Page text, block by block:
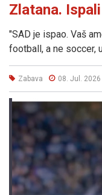
Zlatana.
"SAD je ispao. Vaš
football, a ne soccer,
Zabava 08. Jul. 2026